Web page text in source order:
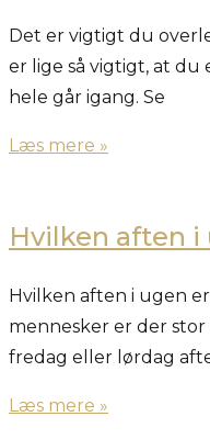
Det er vigtigt du
er lige så vigtigt, at
hele går igang. Se
Læs mere »
Hvilken aften i
Hvilken aften i ugen
mennesker er der
fredag eller lørdag
Læs mere »